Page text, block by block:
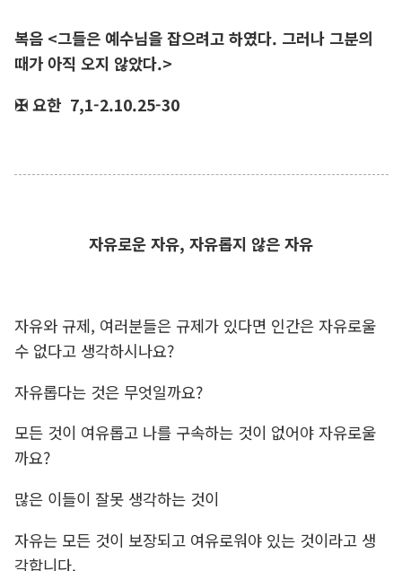
복음 <그들은 예수님을 잡으려고 하였다. 그러나 그분의
때가 아직 오지 않았다.>
✠ 요한 7,1-2.10.25-30
자유로운 자유, 자유롭지 않은 자유
자유와 규제, 여러분들은 규제가 있다면 인간은 자유로울
수 없다고 생각하시나요?
자유롭다는 것은 무엇일까요?
모든 것이 여유롭고 나를 구속하는 것이 없어야 자유로울
까요?
많은 이들이 잘못 생각하는 것이
자유는 모든 것이 보장되고 여유로워야 있는 것이라고 생
각합니다.